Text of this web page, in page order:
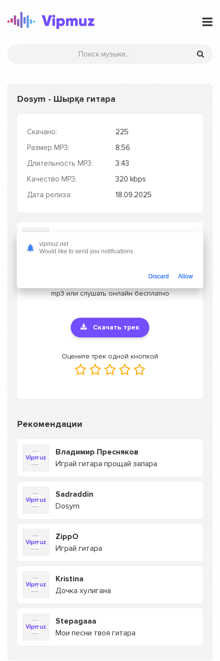
Dosym - Шырқа гитара
Скачано:
225
Размер MP3:
8.56
Длительность MP3:
3:43
Качество MP3:
320 kbps
Дата релиза:
18.09.2025
Слушать Dosym - Шырқа гитара
mp3 или слушать онлайн бесплатно
Скачать трек
Оцените трек одной кнопкой
Рекомендации
Владимир Пресняков
Играй гитара прощай запара
Sadraddin
Dosym
ZippO
Играй гитара
Kristina
Дочка хулигана
Stepagaaa
Мои песни твоя гитара
vipmuz.net
Would like to send you notifications
Discard Allow